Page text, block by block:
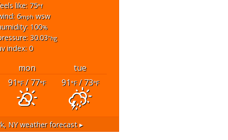
like: 75°f
6mph wsw
100%
30.03"hg
index: 0
mon
tue
91°F/ 77°F 91°F/ 73°F
NYweather forecast ▸